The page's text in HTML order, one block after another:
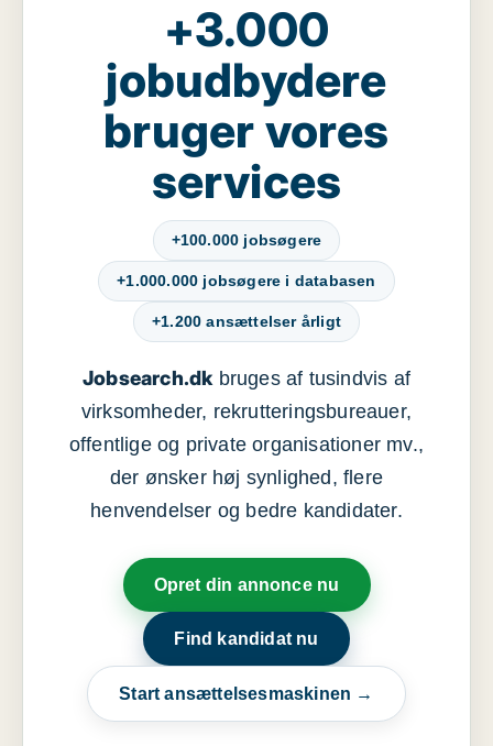
+3.000
jobudbydere
bruger vores
services
+100.000 jobsøgere
+1.000.000 jobsøgere i databasen
+1.200 ansættelser årligt
Jobsearch.dkbruges af tusindvis af
virksomheder, rekrutteringsbureauer,
offentlige og private organisationer mv.,
der ønsker høj synlighed, flere
henvendelser og bedre kandidater.
Opret din annonce nu
Find kandidat nu
Start ansættelsesmaskinen →